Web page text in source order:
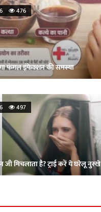
476
फंगल इंफेक्शन की समस्या
497
जी मिचलाता है? ट्राई करें ये घरेलू नुस्खे